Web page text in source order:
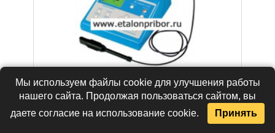
Мы используем файлы cookie для улучшения работы
нашего сайта. Продолжая пользоваться сайтом, вы
даете согласие на использование cookie.
Принять